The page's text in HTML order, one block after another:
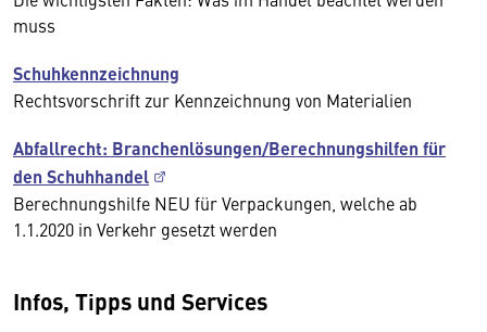
muss
Schuhkennzeichnung
Rechtsvorschrift zur Kennzeichnung von Materialien
Abfallrecht: Branchenlösungen/Berechnungshilfen für
den Schuhhandel
Berechnungshilfe NEU für Verpackungen, welche ab
1.1.2020 in Verkehr gesetzt werden
Infos, Tipps und Services